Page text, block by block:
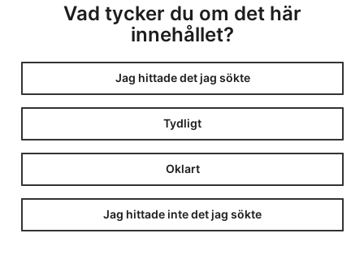
Vad tycker du om det här
innehållet?
Jag hittade det jag sökte
Tydligt
Oklart
Jag hittade inte det jag sökte